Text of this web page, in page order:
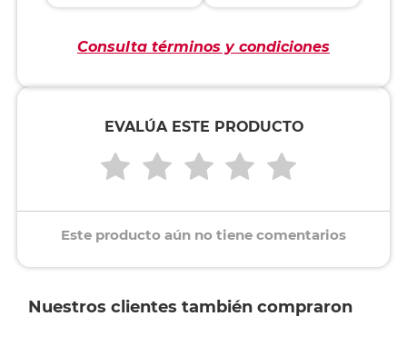
Consulta términos y condiciones
EVALÚA ESTE PRODUCTO
Este producto aún no tiene comentarios
Nuestros clientes también compraron